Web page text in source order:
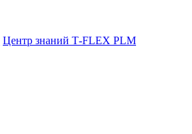
Центр знаний T‑FLEX PLM